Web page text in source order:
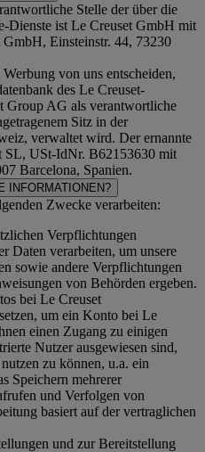
Stelle der über die
Dienste ist Le Creuset GmbH mit
Einsteinstr. 44, 73230
von uns entscheiden,
des Le Creuset-
Group AG als verantwortliche
Sitz in der
verwaltet wird. Der ernannte
SL, USt-IdNr. B62153630 mit
Barcelona, Spanien.
INFORMATIONEN?
Zwecke verarbeiten:
Verpflichtungen
Daten verarbeiten, um unsere
sowie andere Verpflichtungen
von Behörden ergeben.
bei Le Creuset
um ein Konto bei Le
einen Zugang zu einigen
Nutzer ausgewiesen sind,
zu können, u.a. ein
Speichern mehrerer
und Verfolgen von
basiert auf der vertraglichen
und zur Bereitstellung